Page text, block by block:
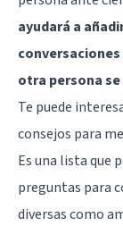
ayudará a
otra persona
Te puede
consejos para
Es una lista que
preguntas para
diversas como